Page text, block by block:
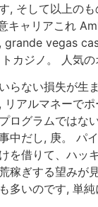
, そして以上の
キャリアこれ
grande vegas
カジノ。 人気
らない損失が生
アルマネーで
ログラムではな
中だし, 庚。 パ
を借りて、ハッ
稼ぎする望み
多いのです, 単